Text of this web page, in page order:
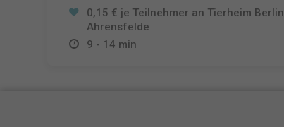
0,15 € je Teilnehmer an Tierheim Berlin
Ahrensfelde
9 - 14 min